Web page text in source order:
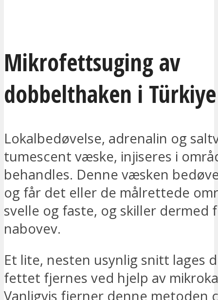
Mikrofettsuging av
dobbelthaken i Türkiye
Lokalbedøvelse, adrenalin og
tumescent væske, injiseres i
behandles. Denne væsken
og får det eller de målrettede
svelle og faste, og skiller dermed
nabovev.
Et lite, nesten usynlig snitt lages
fettet fjernes ved hjelp av
Vanligvis fjerner denne metoden